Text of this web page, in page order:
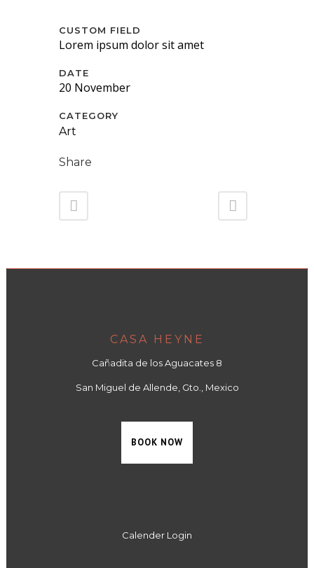
CUSTOM FIELD
Lorem ipsum dolor sit amet
DATE
20 November
CATEGORY
Art
Share
CASA HEYNE
Cañadita de los Aguacates 8
San Miguel de Allende, Gto., Mexico
BOOK NOW
Calender Login